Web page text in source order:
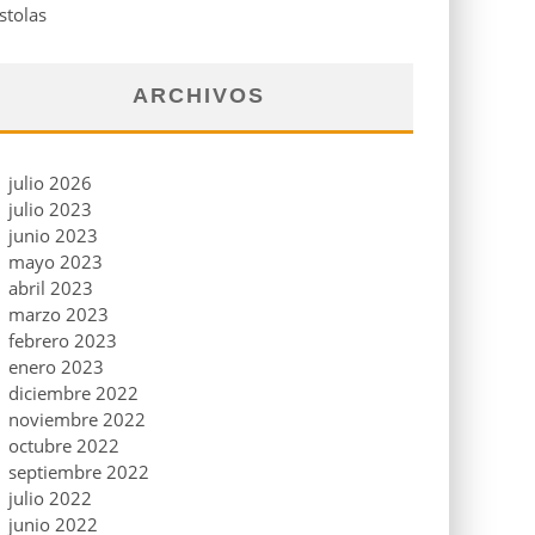
ARCHIVOS
julio 2026
julio 2023
junio 2023
mayo 2023
abril 2023
marzo 2023
febrero 2023
enero 2023
diciembre 2022
noviembre 2022
octubre 2022
septiembre 2022
julio 2022
junio 2022